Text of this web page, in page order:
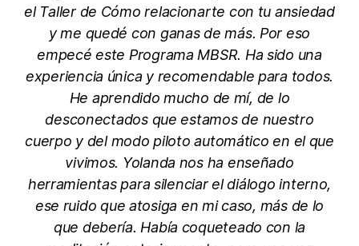
el Taller de Cómo relacionarte con tu ansiedad
y me quedé con ganas de más. Por eso
empecé este Programa MBSR. Ha sido una
experiencia única y recomendable para todos.
He aprendido mucho de mí, de lo
desconectados que estamos de nuestro
cuerpo y del modo piloto automático en el que
vivimos. Yolanda nos ha enseñado
herramientas para silenciar el diálogo interno,
ese ruido que atosiga en mi caso, más de lo
que debería. Había coqueteado con la